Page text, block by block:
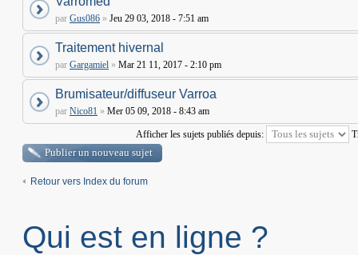
par Gus086 » Jeu 29 03, 2018 - 7:51 am
Traitement hivernal
par Gargamiel » Mar 21 11, 2017 - 2:10 pm
Brumisateur/diffuseur Varroa
par Nico81 » Mer 05 09, 2018 - 8:43 am
Afficher les sujets publiés depuis:
Publier un nouveau sujet
Retour vers Index du forum
Qui est en ligne ?